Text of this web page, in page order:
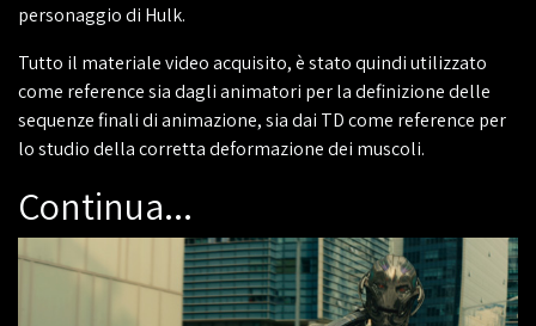
personaggio di Hulk.
Tutto il materiale video acquisito, è stato quindi utilizzato
come reference sia dagli animatori per la definizione delle
sequenze finali di animazione, sia dai TD come reference per
lo studio della corretta deformazione dei muscoli.
Continua...